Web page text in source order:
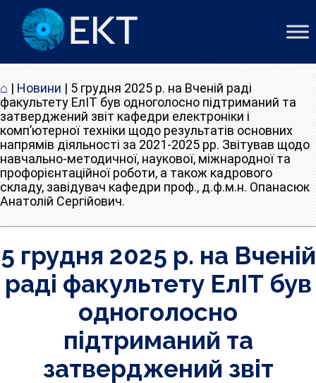
⌂ | Новини | 5 грудня 2025 р. на Вченій раді
факультету ЕлІТ був одноголосно підтриманий та
затверджений звіт кафедри електроніки і
комп’ютерної техніки щодо результатів основних
напрямів діяльності за 2021-2025 рр. Звітував щодо
навчально-методичної, наукової, міжнародної та
профорієнтаційної роботи, а також кадрового
складу, завідувач кафедри проф., д.ф.м.н. Опанасюк
Анатолій Сергійович.
5 грудня 2025 р. на Вченій
раді факультету ЕлІТ був
одноголосно
підтриманий та
затверджений звіт